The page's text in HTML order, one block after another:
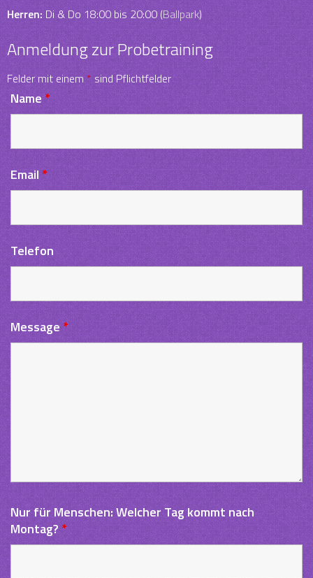
Herren: Di & Do 18:00 bis 20:00 (Ballpark)
Anmeldung zur Probetraining
Felder mit einem *sind Pflichtfelder
Name *
Email *
Telefon
Message *
Nur für Menschen: Welcher Tag kommt nach
Montag? *